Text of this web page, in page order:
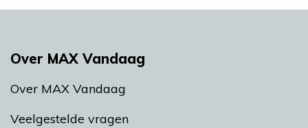
Over MAX Vandaag
Over MAX Vandaag
Veelgestelde vragen